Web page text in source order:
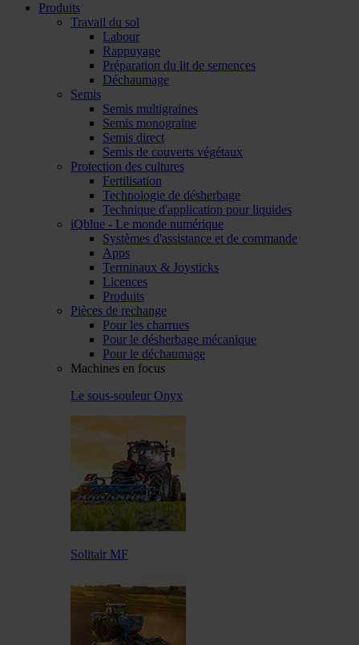
Produits
Travail du sol
Labour
Rappuyage
Préparation du lit de semences
Déchaumage
Semis
Semis multigraines
Semis monograine
Semis direct
Semis de couverts végétaux
Protection des cultures
Fertilisation
Technologie de désherbage
Technique d'application pour liquides
iQblue - Le monde numérique
Systèmes d'assistance et de commande
Apps
Terminaux & Joysticks
Licences
Produits
Pièces de rechange
Pour les charrues
Pour le désherbage mécanique
Pour le déchaumage
Machines en focus
Le sous-souleur Onyx
Solitair MF